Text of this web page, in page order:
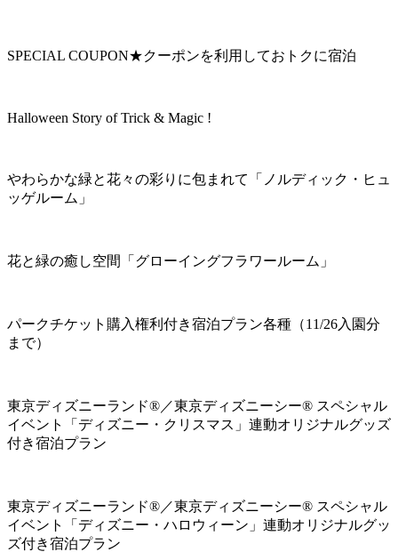
SPECIAL COUPON★クーポンを利用しておトクに宿泊
Halloween Story of Trick & Magic !
やわらかな緑と花々の彩りに包まれて「ノルディック・ヒュ
ッゲルーム」
花と緑の癒し空間「グローイングフラワールーム」
パークチケット購入権利付き宿泊プラン各種（11/26入園分
まで）
東京ディズニーランド®／東京ディズニーシー® スペシャル
イベント「ディズニー・クリスマス」連動オリジナルグッズ
付き宿泊プラン
東京ディズニーランド®／東京ディズニーシー® スペシャル
イベント「ディズニー・ハロウィーン」連動オリジナルグッ
ズ付き宿泊プラン